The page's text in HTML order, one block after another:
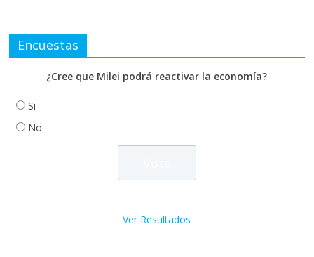
Encuestas
¿Cree que Milei podrá reactivar la economía?
Si
No
Ver Resultados